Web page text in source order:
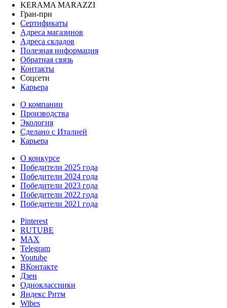
KERAMA MARAZZI
Гран-при
Сертификаты
Адреса магазинов
Адреса складов
Полезная информация
Обратная связь
Контакты
Соцсети
Карьера
О компании
Производства
Экология
Сделано с Италией
Карьера
О конкурсе
Победители 2025 года
Победители 2024 года
Победители 2023 года
Победители 2022 года
Победители 2021 года
Pinterest
RUTUBE
MAX
Telegram
Youtube
ВКонтакте
Дзен
Одноклассники
Яндекс Ритм
Wibes